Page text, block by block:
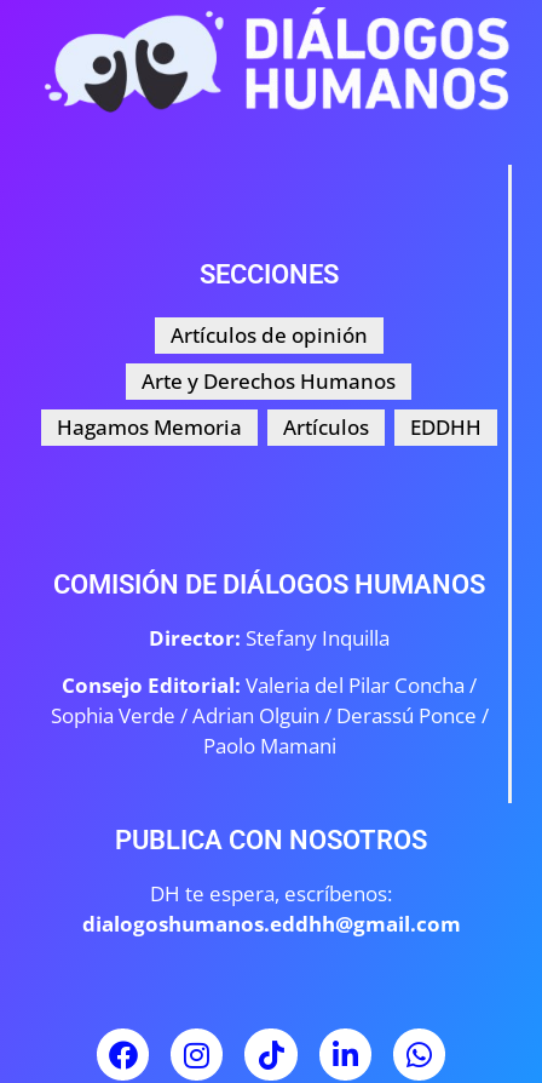
SECCIONES
Artículos de opinión
Arte y Derechos Humanos
Hagamos Memoria
Artículos EDDHH
COMISIÓN DE DIÁLOGOS HUMANOS
Director: Stefany Inquilla
Consejo Editorial: Valeria del Pilar Concha /
Sophia Verde /Adrian Olguin / Derassú Ponce /
Paolo Mamani
PUBLICA CON NOSOTROS
DH te espera, escríbenos:
dialogoshumanos.eddhh@gmail.com